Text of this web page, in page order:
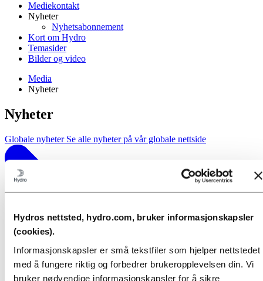
Hydros nettsted, hydro.com, bruker informasjonskapsler
(cookies).
Informasjonskapsler er små tekstfiler som hjelper nettstedet
med å fungere riktig og forbedrer brukeropplevelsen din. Vi
bruker nødvendige informasjonskapsler for å sikre
Mediekontakt
Nyheter
Nyhetsabonnement
Kort om Hydro
Temasider
Bilder og video
Media
Nyheter
Nyheter
Globale nyheter Se alle nyheter på vår globale nettside